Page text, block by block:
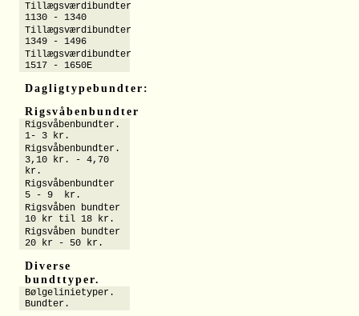
Tillægsværdibundter
1130 - 1340
Tillægsværdibundter
1349 - 1496
Tillægsværdibundter
1517 - 1650E
Dagligtypebundter:
Rigsvåbenbundter
Rigsvåbenbundter.
1- 3 kr.
Rigsvåbenbundter.
3,10 kr. - 4,70
kr.
Rigsvåbenbundter
5 - 9 kr.
Rigsvåben bundter
10 kr til 18 kr.
Rigsvåben bundter
20 kr - 50 kr.
Diverse
bundttyper.
Bølgelinietyper.
Bundter.